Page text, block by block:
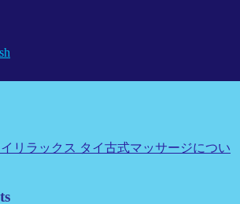
ッサージ タイ古式マッサージ チェンマ
リラックス タイ古式マッサージについ